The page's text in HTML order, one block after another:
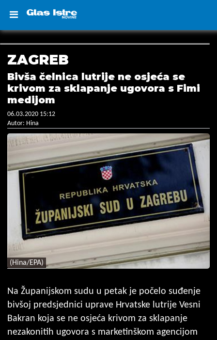
ZAGREB
Bivša čelnica lutrije ne osjeća se
krivom za sklapanje ugovora s Fimi
medijom
06.03.2020 15:12
Autor: Hina
(Hina/EPA)
Na Županijskom sudu u petak je počelo suđenje
bivšoj predsjednici uprave Hrvatske lutrije Vesni
Bakran koja se ne osjeća krivom za sklapanje
nezakonitih ugovora s marketinškom agencijom